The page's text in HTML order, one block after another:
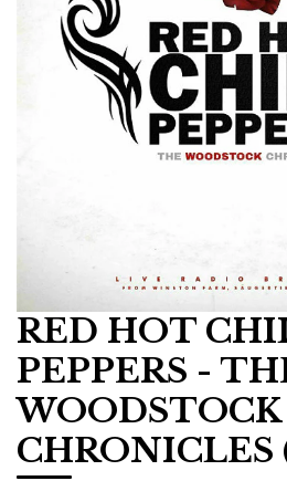
RED HOT
PEPPERS -
WOODSTOCK
CHRONICLES